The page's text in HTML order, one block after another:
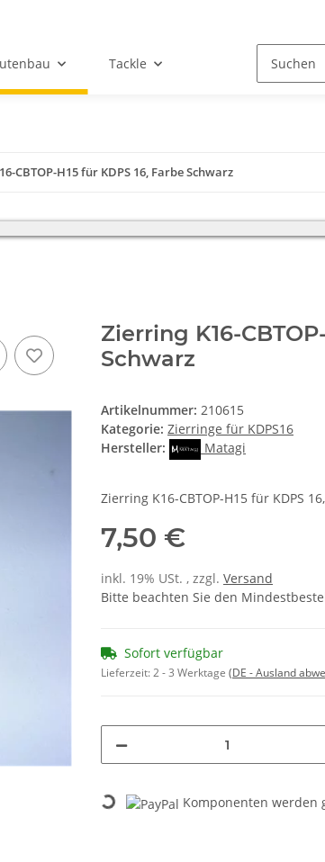
Tackle
CBTOP-H15 für KDPS 16, Farbe Schwarz
Zierring K16-
Schwarz
Artikelnummer: 210615
Kategorie: Zierringe für KDPS16
Hersteller:
Matagi
Zierring K16-CBTOP-H15 für KDPS
7,50 €
inkl. 19% USt. , zzgl. Versand
Bitte beachten Sie den
Sofort verfügbar
Lieferzeit:2 - 3 Werktage (DE - Ausland
Loading... Komponenten werden